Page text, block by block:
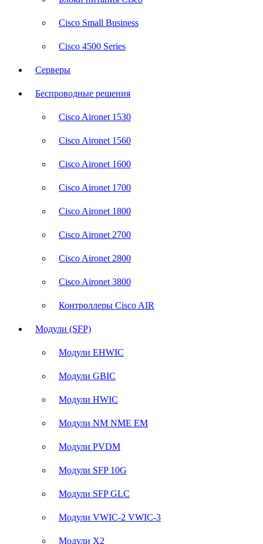
Cisco Small Business
Cisco 4500 Series
Серверы
Беспроводные решения
Cisco Aironet 1530
Cisco Aironet 1560
Cisco Aironet 1600
Cisco Aironet 1700
Cisco Aironet 1800
Cisco Aironet 2700
Cisco Aironet 2800
Cisco Aironet 3800
Контроллеры Cisco AIR
Модули (SFP)
Модули EHWIC
Модули GBIC
Модули HWIC
Модули NM NME EM
Модули PVDM
Модули SFP 10G
Модули SFP GLC
Модули VWIC-2 VWIC-3
Модули X2